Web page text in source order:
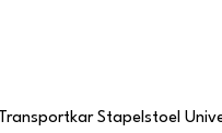
Transportkar Stapelstoel